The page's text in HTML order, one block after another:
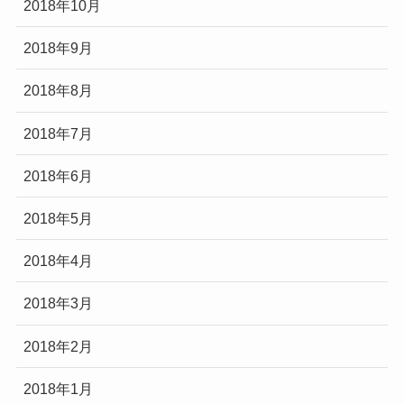
2018年10月
2018年9月
2018年8月
2018年7月
2018年6月
2018年5月
2018年4月
2018年3月
2018年2月
2018年1月